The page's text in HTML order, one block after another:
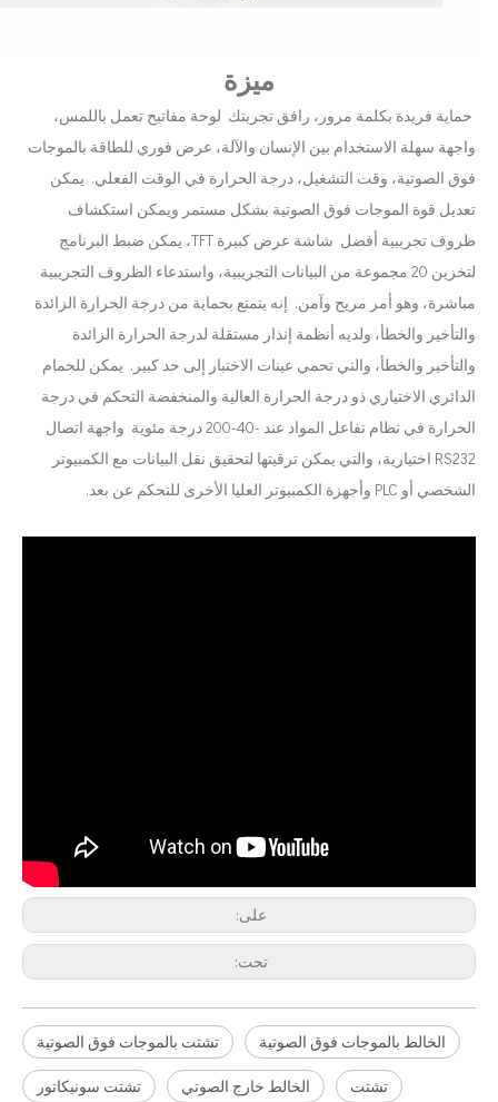
يعد نظام طلاء الرش بالموجات فوق الصوتية تقنية لتشكيل أفلام
ميزة
حماية فريدة بكلمة مرور، رافق تجربتك لوحة مفاتيح تعمل باللمس،
واجهة سهلة الاستخدام بين الإنسان والآلة، عرض فوري للطاقة بالموجات
فوق الصوتية، وقت التشغيل، درجة الحرارة في الوقت الفعلي. يمكن
تعديل قوة الموجات فوق الصوتية بشكل مستمر ويمكن استكشاف
ظروف تجريبية أفضل شاشة عرض كبيرة TFT، يمكن ضبط البرنامج
لتخزين 20 مجموعة من البيانات التجريبية، واستدعاء الظروف التجريبية
مباشرة، وهو أمر مريح وآمن. إنه يتمتع بحماية من درجة الحرارة الزائدة
والتأخير والخطأ، ولديه أنظمة إنذار مستقلة لدرجة الحرارة الزائدة
والتأخير والخطأ، والتي تحمي عينات الاختبار إلى حد كبير. يمكن للحمام
الدائري الاختياري ذو درجة الحرارة العالية والمنخفضة التحكم في درجة
الحرارة في نظام تفاعل المواد عند -40-200 درجة مئوية واجهة اتصال
RS232 اختيارية، والتي يمكن ترقيتها لتحقيق نقل البيانات مع الكمبيوتر
الشخصي أو PLC وأجهزة الكمبيوتر العليا الأخرى للتحكم عن بعد.
على:
تحت:
تشتت بالموجات فوق الصوتية الخالط بالموجات فوق الصوتية
تشتت سونيكاتور الخالط خارج الصوتي تشتت